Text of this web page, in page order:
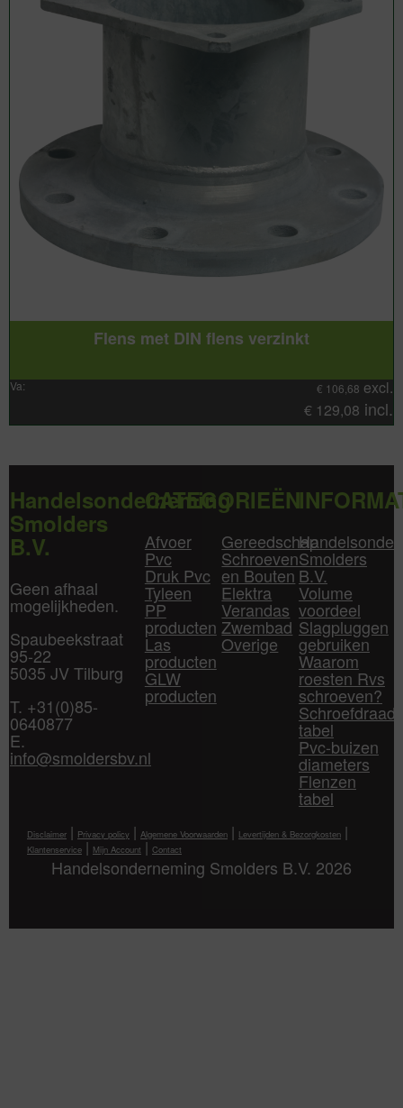
Flens met DIN flens verzinkt
Va: € 106,68 excl.
€ 129,08 incl.
Handelsonderneming
Smolders
B.V.
Geen afhaal
mogelijkheden.
Spaubeekstraat
95-22
5035 JV Tilburg
T. +31(0)85-
0640877
E.
info@smoldersbv.nl
CATEGORIEËN
Afvoer
Pvc
Druk Pvc
Tyleen
PP
producten
Las
producten
GLW
producten
Gereedschap
Schroeven
en Bouten
Elektra
Verandas
Zwembad
Overige
Smolders
B.V.
Volume
voordeel
Slagpluggen
gebruiken
Waarom
roesten Rvs
schroeven?
Schroefdraad
tabel
Pvc-buizen
diameters
Flenzen
tabel
Disclaimer | Privacy policy | Algemene Voorwaarden | Levertijden & Bezorgkosten |
Klantenservice|Mijn Account|Contact
Handelsonderneming Smolders B.V. 2026